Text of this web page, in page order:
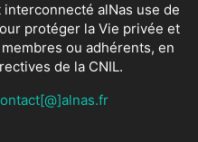
alNas use de
protéger la Vie privée et
ou adhérents, en
de la CNIL.